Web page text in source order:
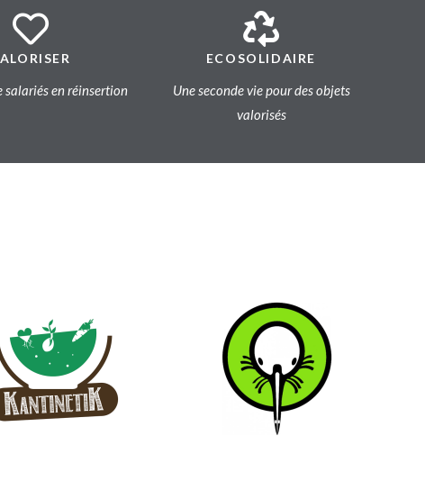
salariés en réinsertion
ECOSOLIDAIRE
Une seconde vie pour des objets
valorisés